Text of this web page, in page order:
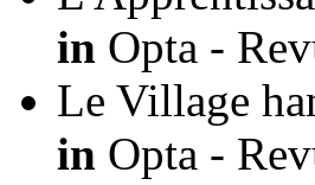
in Opta -
Le Village
in Opta -